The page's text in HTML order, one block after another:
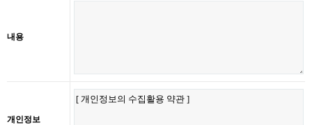
내용
개인정보